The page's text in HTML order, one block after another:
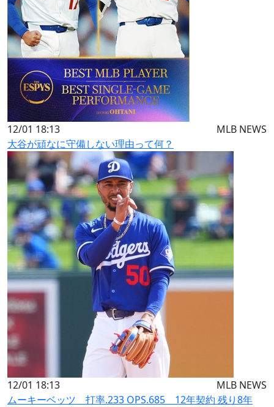
12/01 18:13
MLB NEWS
大谷が頑なに守備しない理由って何？
12/01 18:13
MLB NEWS
ムーキーベッツ 打率.233 OPS.685 12年契約 残り8年